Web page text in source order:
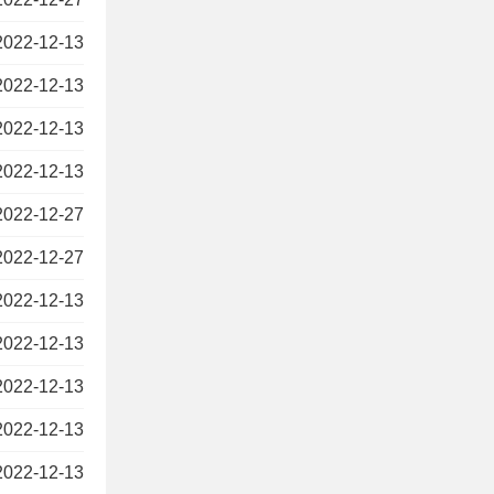
12-13
12-13
12-13
12-13
12-27
12-27
12-13
12-13
12-13
12-13
12-13